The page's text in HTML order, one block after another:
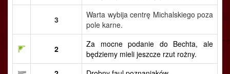
3
Warta wybija centrę Michalskiego poza
pole karne.
2
Za mocne podanie do Bechta, ale
będziemy mieli jeszcze rzut rożny.